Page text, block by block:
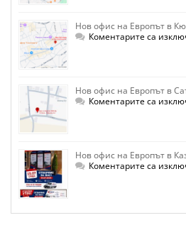
Нов офис на Европът в
Коментарите са
Нов офис на Европът в
Коментарите са
Нов офис на Европът в
Коментарите са